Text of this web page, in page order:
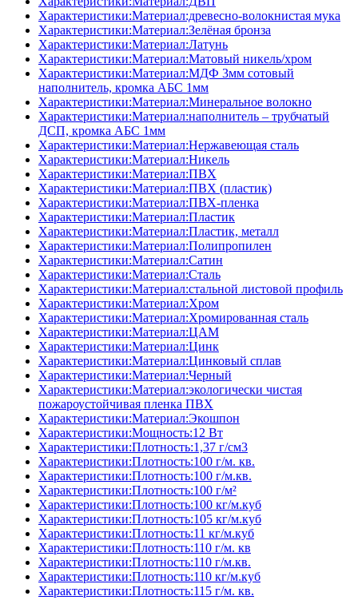
Характеристики:Материал:древесно-волокнистая мука
Характеристики:Материал:Зелёная бронза
Характеристики:Материал:Латунь
Характеристики:Материал:Матовый никель/хром
Характеристики:Материал:МДФ 3мм сотовый
наполнитель, кромка AБC 1мм
Характеристики:Материал:Минеральное волокно
Характеристики:Материал:наполнитель – трубчатый
ДСП, кромка AБC 1мм
Характеристики:Материал:Нержавеющая сталь
Характеристики:Материал:Никель
Характеристики:Материал:ПВХ
Характеристики:Материал:ПВХ (пластик)
Характеристики:Материал:ПВХ-пленка
Характеристики:Материал:Пластик
Характеристики:Материал:Пластик, металл
Характеристики:Материал:Полипропилен
Характеристики:Материал:Сатин
Характеристики:Материал:Сталь
Характеристики:Материал:стальной листовой профиль
Характеристики:Материал:Хром
Характеристики:Материал:Хромированная сталь
Характеристики:Материал:ЦАМ
Характеристики:Материал:Цинк
Характеристики:Материал:Цинковый сплав
Характеристики:Материал:Черный
Характеристики:Материал:экологически чистая
пожароустойчивая пленка ПВХ
Характеристики:Материал:Экошпон
Характеристики:Мощность:12 Вт
Характеристики:Плотность:1,37 г/см3
Характеристики:Плотность:100 г/м. кв.
Характеристики:Плотность:100 г/м.кв.
Характеристики:Плотность:100 г/м²
Характеристики:Плотность:100 кг/м.куб
Характеристики:Плотность:105 кг/м.куб
Характеристики:Плотность:11 кг/м.куб
Характеристики:Плотность:110 г/м. кв
Характеристики:Плотность:110 г/м.кв.
Характеристики:Плотность:110 кг/м.куб
Характеристики:Плотность:115 г/м. кв.